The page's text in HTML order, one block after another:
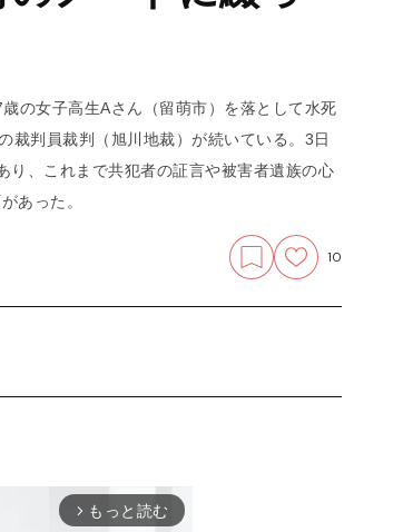
の女子高生Aさん（留萌市）を落として水死
裁判員裁判（旭川地裁）が続いている。3日
り、これまで共犯者の証言や被害者遺族の心
あった。
10
arrow_forward_ios もっと読む